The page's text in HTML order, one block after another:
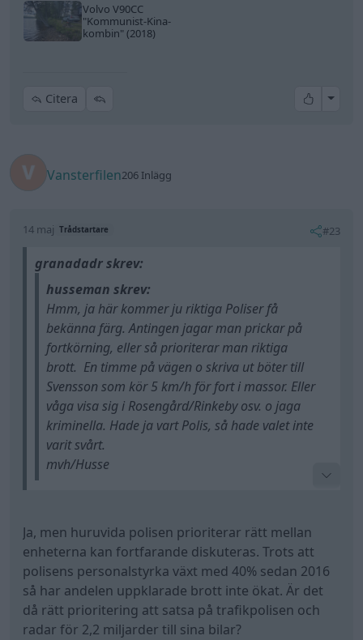
Volvo V90CC
"Kommunist-Kina-
kombin"(2018)
Citera All
Vansterfilen206 Inlägg
14 maj Trådstartare #23
granadadr skrev:
husseman skrev:
Hmm, ja här kommer ju riktiga Poliser få
bekänna färg. Antingen jagar man prickar på
fortkörning, eller så prioriterar man riktiga
brott. En timme på vägen o skriva ut böter till
Svensson som kör 5 km/h för fort i massor. Eller
våga visa sig i Rosengård/Rinkeby osv. o jaga
kriminella. Hade ja vart Polis, så hade valet inte
varit svårt.
mvh/Husse
trafik, krim, våld mm, alla behövs, sen är det ofta
trafiken gör stora narkotikabeslag, samt får fast
endel gängmedlemmar osv, man får in mkt skit i
trafiken
Ja, men huruvida polisen prioriterar rätt mellan
enheterna kan fortfarande diskuteras. Trots att
polisens personalstyrka växt med 40% sedan 2016
så har andelen uppklarade brott inte ökat. Är det
då rätt prioritering att satsa på trafikpolisen och
radar för 2,2 miljarder till sina bilar?